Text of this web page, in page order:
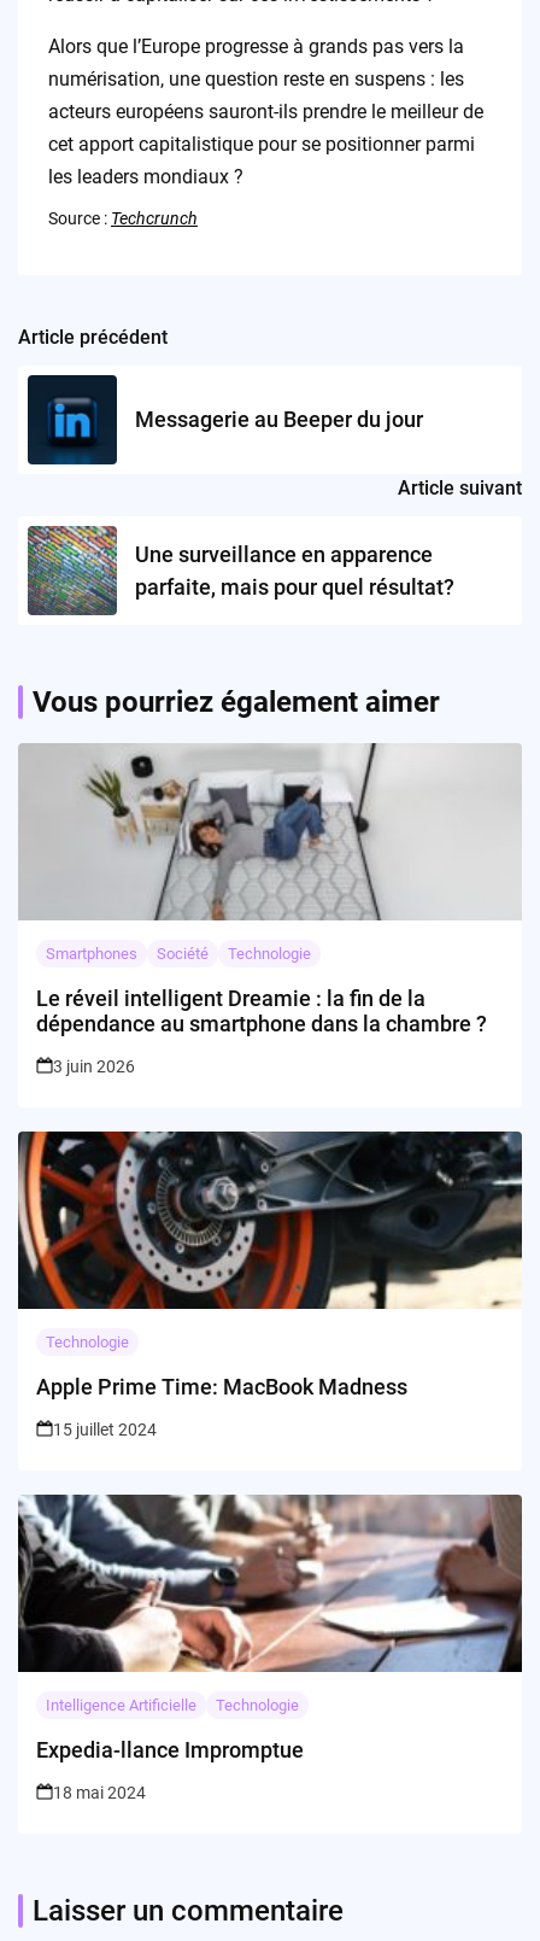
Alors que l’Europe progresse à grands pas vers la
numérisation, une question reste en suspens : les
acteurs européens sauront-ils prendre le meilleur de
cet apport capitalistique pour se positionner parmi
les leaders mondiaux ?
Source : Techcrunch
Post
navigation
Article précédent
Messagerie au Beeper du jour
Article suivant
Une surveillance en apparence
parfaite, mais pour quel résultat?
Vous pourriez également aimer
Smartphones Société Technologie
Le réveil intelligent Dreamie : la fin de la
dépendance au smartphone dans la chambre ?
3 juin 2026
Technologie
Apple Prime Time: MacBook Madness
15 juillet 2024
Intelligence Artificielle Technologie
Expedia-llance Impromptue
18 mai 2024
Laisser un commentaire